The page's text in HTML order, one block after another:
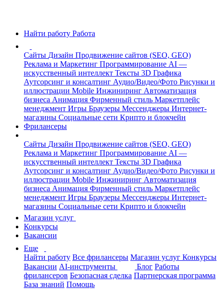
Найти работу Работа
Сайты Дизайн Продвижение сайтов (SEO, GEO)
Реклама и Маркетинг Программирование AI —
искусственный интеллект Тексты 3D Графика
Аутсорсинг и консалтинг Аудио/Видео/Фото Рисунки и
иллюстрации Mobile Инжиниринг Автоматизация
бизнеса Анимация Фирменный стиль Маркетплейс
менеджмент Игры Браузеры Мессенджеры Интернет-
магазины Социальные сети Крипто и блокчейн
Фрилансеры
Сайты Дизайн Продвижение сайтов (SEO, GEO)
Реклама и Маркетинг Программирование AI —
искусственный интеллект Тексты 3D Графика
Аутсорсинг и консалтинг Аудио/Видео/Фото Рисунки и
иллюстрации Mobile Инжиниринг Автоматизация
бизнеса Анимация Фирменный стиль Маркетплейс
менеджмент Игры Браузеры Мессенджеры Интернет-
магазины Социальные сети Крипто и блокчейн
Магазин услуг
Конкурсы
Вакансии
Еще
Найти работу Все фрилансеры Магазин услуг Конкурсы
Вакансии AI-инструменты Блог Работы
фрилансеров Безопасная сделка Партнерская программа
База знаний Помощь